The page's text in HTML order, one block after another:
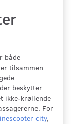
både
tilsammen
beskytter
ikke-krøllende
For
city,